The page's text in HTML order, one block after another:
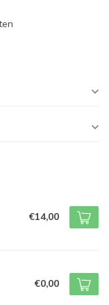
€14,00
€0,00